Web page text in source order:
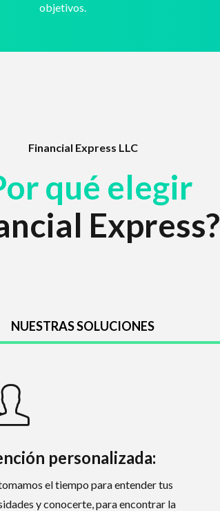
objetivos.
Financial Express LLC
qué elegir
Express?
NUESTRAS SOLUCIONES
personalizada:
el tiempo para entender tus
y conocerte, para encontrar la